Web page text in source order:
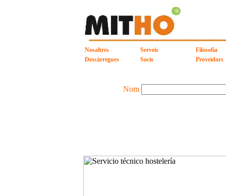
Nosaltres Serveis
Filosofia
Descàrregues
Socis Proveïdors
Nom